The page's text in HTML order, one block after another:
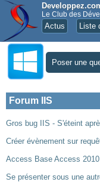
Le Club des
Actus Liste
Poser une
Forum IIS
Gros bug IIS - S'éteint
Créer évènement sur
Access Base Access 2010
Se présenter sous une